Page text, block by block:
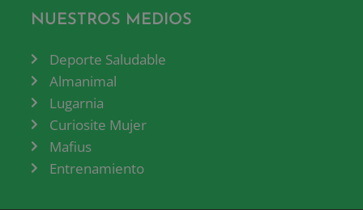
NUESTROS MEDIOS
Deporte Saludable
Almanimal
Lugarnia
Curiosite Mujer
Mafius
Entrenamiento